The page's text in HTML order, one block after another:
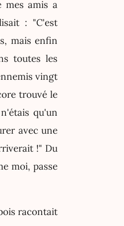
mes amis a
: "C'est
mais enfin
toutes les
vingt
trouvé le
qu'un
avec une
!" Du
moi, passe
racontait